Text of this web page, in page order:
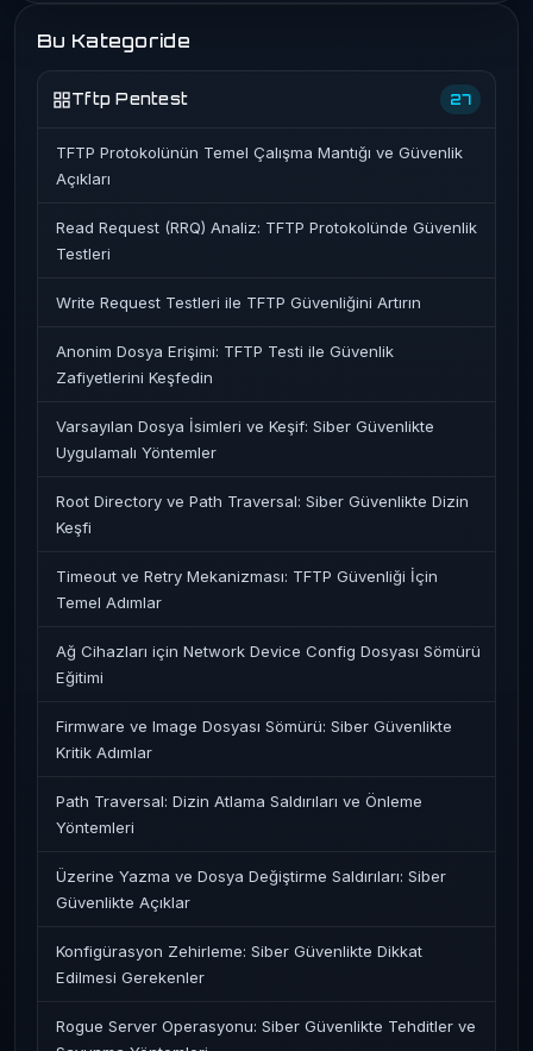
Bu Kategoride
Tftp Pentest 27
TFTP Protokolünün Temel Çalışma Mantığı ve Güvenlik
Açıkları
Read Request (RRQ) Analiz: TFTP Protokolünde Güvenlik
Testleri
Write Request Testleri ile TFTP Güvenliğini Artırın
Anonim Dosya Erişimi: TFTP Testi ile Güvenlik
Zafiyetlerini Keşfedin
Varsayılan Dosya İsimleri ve Keşif: Siber Güvenlikte
Uygulamalı Yöntemler
Root Directory ve Path Traversal: Siber Güvenlikte Dizin
Keşfi
Timeout ve Retry Mekanizması: TFTP Güvenliği İçin
Temel Adımlar
Ağ Cihazları için Network Device Config Dosyası Sömürü
Eğitimi
Firmware ve Image Dosyası Sömürü: Siber Güvenlikte
Kritik Adımlar
Path Traversal: Dizin Atlama Saldırıları ve Önleme
Yöntemleri
Üzerine Yazma ve Dosya Değiştirme Saldırıları: Siber
Güvenlikte Açıklar
Konfigürasyon Zehirleme: Siber Güvenlikte Dikkat
Edilmesi Gerekenler
Rogue Server Operasyonu: Siber Güvenlikte Tehditler ve